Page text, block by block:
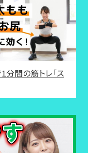
分間の筋トレ「ス